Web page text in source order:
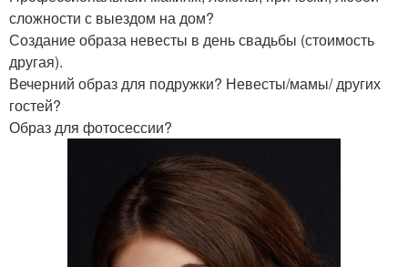
сложности с выездом на дом?
Создание образа невесты в день свадьбы (стоимость
другая).
Вечерний образ для подружки? Невесты/мамы/ других
гостей?
Образ для фотосессии?